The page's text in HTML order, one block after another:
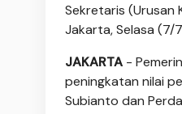
Sekretaris (Urusan
Jakarta, Selasa (7/
JAKARTA -
peningkatan nilai
Subianto dan